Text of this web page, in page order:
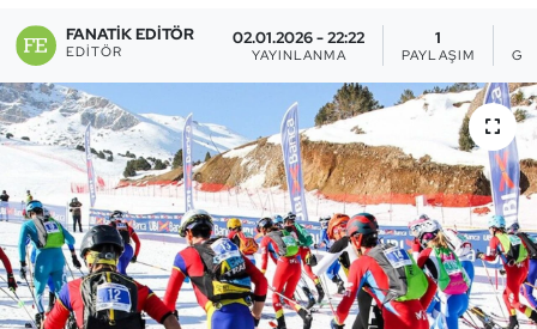
FANATIK EDITÖR
EDITÖR
02.01.2026 - 22:22
YAYINLANMA
1
PAYLAŞIM
Buz Hokeyi
Buz Pateni
Çim Hokeyi
Cimnastik